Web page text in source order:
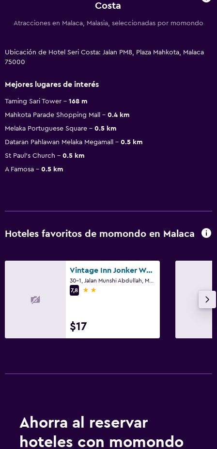
Costa
Atracciones en Malaca, Malasia, seleccionadas por momondo
Ubicación de Hotel Seri Costa: Jalan PM8, Plaza Mahkota, Malaca
75000
Mejores lugares de interés
Taming Sari Tower
168 m
Mahkota Parade Shopping Mall
0.4 km
Melaka Portuguese Square
0.5 km
Dataran Pahlawan Melaka Megamall
0.5 km
St Paul's Church
0.5 km
A Famosa
0.5 km
Hoteles favoritos de momondo en Malaca
Vintage Inn Jonker Walk Melaka
7,8
2 estrellas
$17
Ahorra al reservar
hoteles con momondo